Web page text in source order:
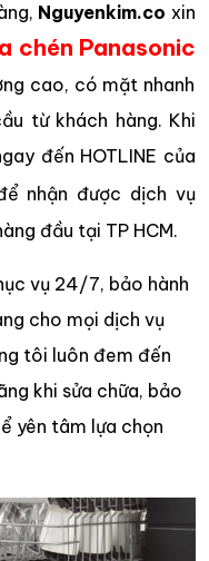
Nguyenkim.co xin
chén Panasonic
cao, có mặt nhanh
từ khách hàng. Khi
đến HOTLINE của
nhận được dịch vụ
đầu tại TP HCM.
vụ 24/7, bảo hành
cho mọi dịch vụ
tôi luôn đem đến
khi sửa chữa, bảo
yên tâm lựa chọn